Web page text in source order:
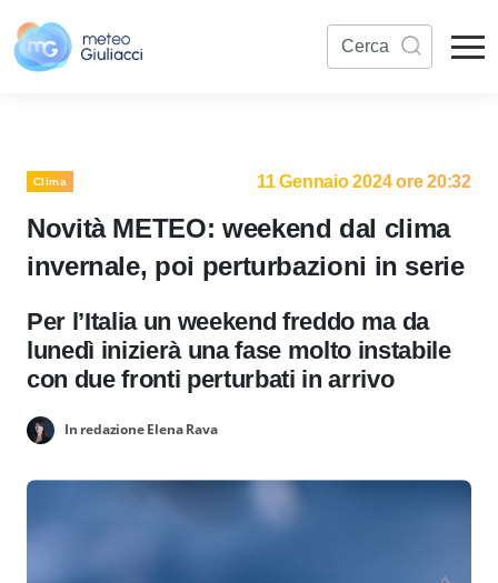
Clima 11 Gennaio 2024 ore 20:32
Novità METEO: weekend dal clima
invernale, poi perturbazioni in serie
Per l’Italia un weekend freddo ma da
lunedì inizierà una fase molto instabile
con due fronti perturbati in arrivo
In redazione Elena Rava